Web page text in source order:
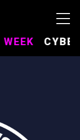
CYBER